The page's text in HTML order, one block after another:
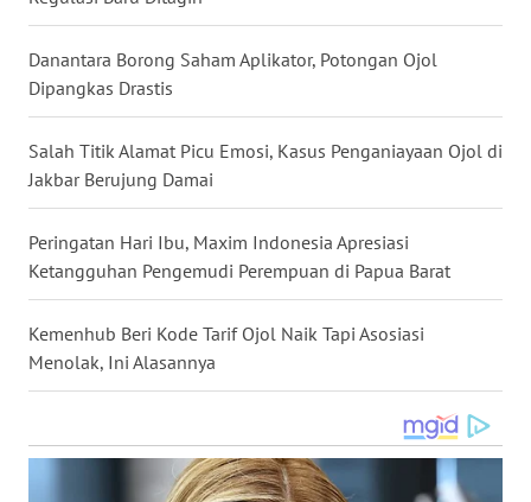
Danantara Borong Saham Aplikator, Potongan Ojol
Dipangkas Drastis
Salah Titik Alamat Picu Emosi, Kasus Penganiayaan Ojol di
Jakbar Berujung Damai
Peringatan Hari Ibu, Maxim Indonesia Apresiasi
Ketangguhan Pengemudi Perempuan di Papua Barat
Kemenhub Beri Kode Tarif Ojol Naik Tapi Asosiasi
Menolak, Ini Alasannya
WN
GORONTALO
WN
SULUT
WN
MALUKU
MALUT